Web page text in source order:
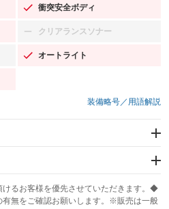
衝突安全ボディ
：装備あり
クリアランスソナー
：装備なし
オートライト
：装備あり
装備略号／用語解説
ド
ABS
けるお客様を優先させていただきます。◆
無をご確認お願いします。※販売は一般